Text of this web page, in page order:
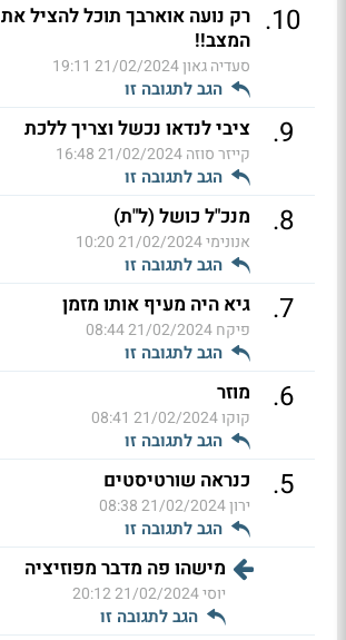
10
. רק נועה אוארבך תוכל להציל את
המצב!!
סעדיה גאון21/02/2024 19:11
הגב לתגובה זו
9
. ציבי לנדאו נכשל וצריך ללכת
קייזר סוזה21/02/2024 16:48
הגב לתגובה זו
8
. מנכ"ל כושל (ל"ת)
אנונימי21/02/2024 10:20
הגב לתגובה זו
7
. גיא היה מעיף אותו מזמן
פיקח21/02/2024 08:44
הגב לתגובה זו
6
. מוזר
קוקו21/02/2024 08:41
הגב לתגובה זו
5
. כנראה שורטיסטים
ירון21/02/2024 08:38
הגב לתגובה זו
מישהו פה מדבר מפוזיציה
יוסי21/02/2024 20:12
הגב לתגובה זו